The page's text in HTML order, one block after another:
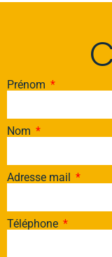
Prénom
Nom
Adresse mail
Téléphone